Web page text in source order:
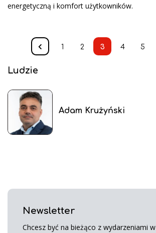
energetyczną i komfort użytkowników.
1 2 3 4 5
Ludzie
Adam Krużyński
Newsletter
Chcesz być na bieżąco z wydarzeniami